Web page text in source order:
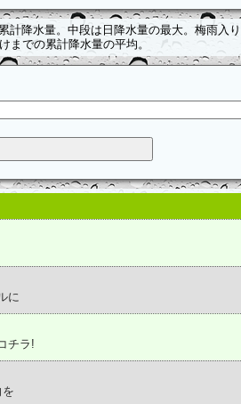
降水量。中段は日降水量の最大。梅雨入り
までの累計降水量の平均。
に
チラ!